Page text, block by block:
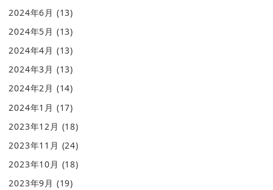
2024年6月 (13)
2024年5月 (13)
2024年4月 (13)
2024年3月 (13)
2024年2月 (14)
2024年1月 (17)
2023年12月 (18)
2023年11月 (24)
2023年10月 (18)
2023年9月 (19)